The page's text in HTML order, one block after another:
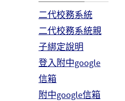
二代校務系統
二代校務系統親
子綁定說明
登入附中google
信箱
附中google信箱